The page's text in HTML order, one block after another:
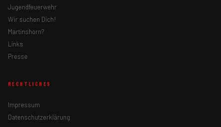
Jugendfeuerwehr
Wir suchen Dich!
Martinshorn?
Links
Presse
RECHTLICHES
Impressum
Datenschutzerklärung